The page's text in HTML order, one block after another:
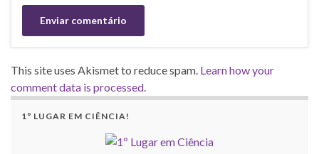
This site uses Akismet to reduce spam. Learn how your
comment data is processed.
1º LUGAR EM CIÊNCIA!